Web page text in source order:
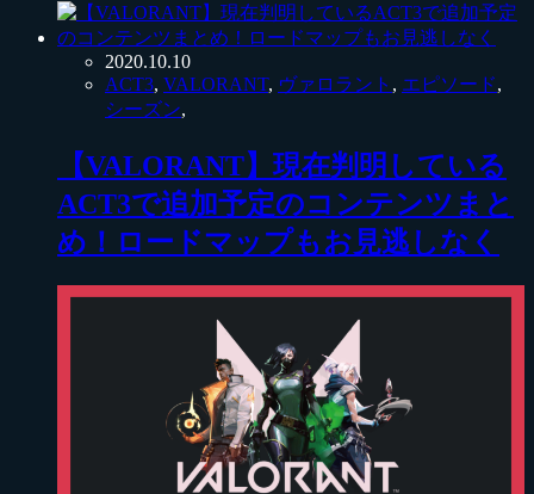
2020.10.10
ACT3, VALORANT, ヴァロラント , エピソード,
シーズン,
【VALORANT】現在判明している
ACT3で追加予定のコンテンツまと
め！ロードマップもお見逃しなく